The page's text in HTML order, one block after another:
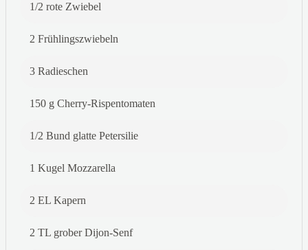
1/2 rote Zwiebel
2 Frühlingszwiebeln
3 Radieschen
150 g Cherry-Rispentomaten
1/2 Bund glatte Petersilie
1 Kugel Mozzarella
2 EL Kapern
2 TL grober Dijon-Senf